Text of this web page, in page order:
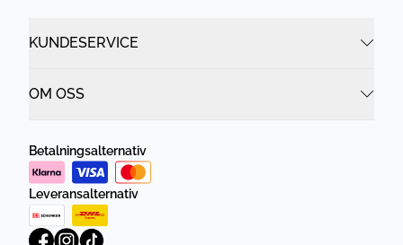
KUNDESERVICE
OM OSS
Betalningsalternativ
Leveransalternativ